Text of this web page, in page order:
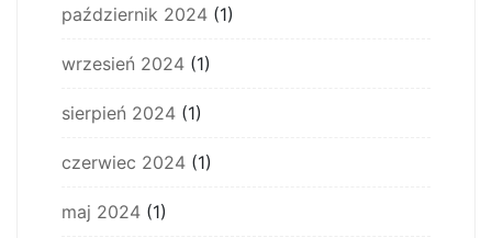
październik 2024 (1)
wrzesień 2024 (1)
sierpień 2024 (1)
czerwiec 2024 (1)
maj 2024 (1)